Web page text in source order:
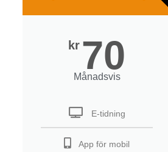
kr 70
Månadsvis
E-tidning
App för mobil